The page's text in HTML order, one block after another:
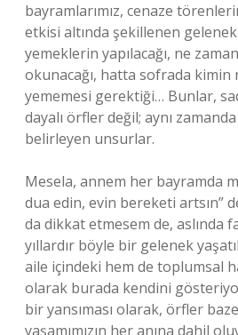
bayramlarımız, cenaze
etkisi altında şekillenen
yemeklerin yapılacağı, ne
okunacağı, hatta sofrada kimin
yememesi gerektiği… Bunlar,
dayalı örfler değil; aynı zamanda
belirleyen unsurlar.
Mesela, annem her bayramda
dua edin, evin bereketi artsın”
da dikkat etmesem de, aslında
yıllardır böyle bir gelenek
aile içindeki hem de toplumsal
olarak burada kendini
bir yansıması olarak, örfler
yaşamımızın her anına dahil